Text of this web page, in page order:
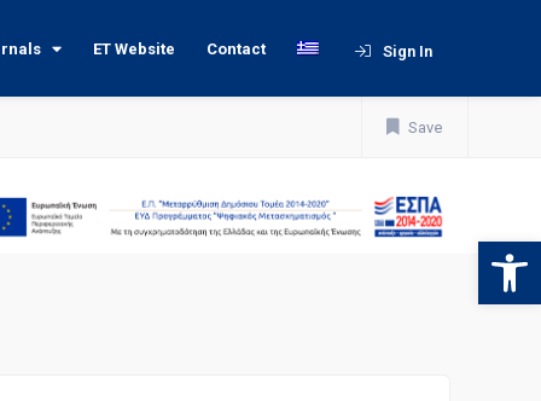
Sign In
ET Website Contact
Save